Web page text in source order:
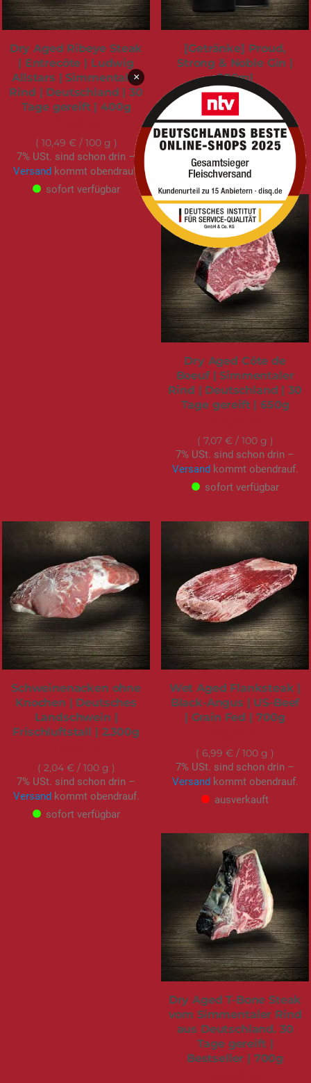
Dry Aged Ribeye Steak
| Entrecôte | Ludwig
Allstars | Simmentaler
Rind | Deutschland | 30
Tage gereift | 400g
10,49 €/ 100 g
7% USt. sind schon drin –
Versandkommt obendrauf.
sofort verfügbar
[Getränke] Proud,
Strong & Noble Gin |
500ml
44,95 €
8,99 €/ 100 ml
19% USt. sind schon drin –
Versandkommt obendrauf.
sofort verfügbar
Dry Aged Côte de
Boeuf | Simmentaler
Rind | Deutschland | 30
Tage gereift | 650g
7,07 €/ 100 g
7% USt. sind schon drin –
Versandkommt obendrauf.
sofort verfügbar
Schweinenacken ohne
Knochen | Deutsches
Landschwein |
Frischluftstall | 2.300g
2,04 €/ 100 g
7% USt. sind schon drin –
Versandkommt obendrauf.
sofort verfügbar
Wet Aged Flanksteak |
Black-Angus | US-Beef
| Grain Fed | 700g
6,99 € / 100 g
7% USt. sind schon drin –
Versandkommt obendrauf.
ausverkauft
Dry Aged T-Bone Steak
vom Simmentaler Rind
aus Deutschland. 30
Tage gereift |
Bestseller | 700g
×